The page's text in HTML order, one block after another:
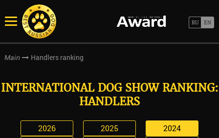
Main Handlers ranking
INTERNATIONAL DOG SHOW RANKING:
HANDLERS
2026 2025
2024